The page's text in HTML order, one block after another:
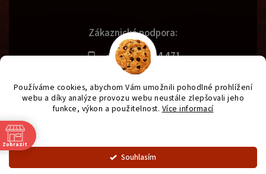
Používáme cookies, abychom Vám umožnili pohodlné prohlížení
webu a díky analýze provozu webu neustále zlepšovali jeho
funkce, výkon a použitelnost. Více informací
Souhlasím
OZNÁMENÍ - od 1.7. otevírací doba prodejny od 9 - 16:30.
Zákaznická podpora:
+420 731 614 471
info@svetgrilu.cz
Zobrazit